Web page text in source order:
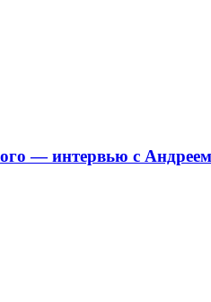
— интервью с